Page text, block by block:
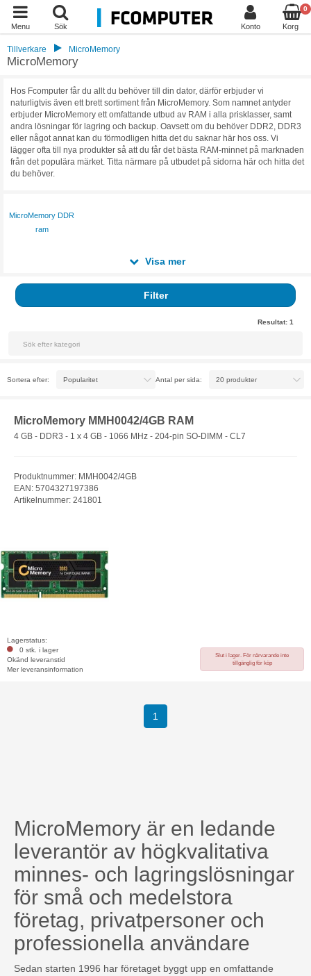
Menu Sök Konto
0
Korg
Tillverkare MicroMemory
MicroMemory
Hos Fcomputer får du allt du behöver till din dator, därför erbjuder vi
naturligtvis även ett brett sortiment från MicroMemory. Som namnet antyder
erbjuder MicroMemory ett omfattande utbud av RAM i alla prisklasser, samt
andra lösningar för lagring och backup. Oavsett om du behöver DDR2, DDR3
eller något annat kan du förmodligen hitta det du saknar här hos oss. Vi
lägger ofta till nya produkter så att du får det bästa RAM-minnet på marknaden
från det populära märket. Titta närmare på utbudet på sidorna här och hitta det
du behöver.
MicroMemory DDR
ram
Visa mer
Filter
Resultat: 1
Sortera efter: Antal per sida:
MicroMemory MMH0042/4GB RAM
4 GB - DDR3 - 1 x 4 GB - 1066 MHz - 204-pin SO-DIMM - CL7
Produktnummer: MMH0042/4GB
EAN: 5704327197386
Artikelnummer: 241801
Lagerstatus:
0 stk. i lager
Okänd leveranstid
Mer leveransinformation
Slut i lager. För närvarande inte
tillgänglig för köp
1
MicroMemory är en ledande
leverantör av högkvalitativa
minnes- och lagringslösningar
för små och medelstora
företag, privatpersoner och
professionella användare
Sedan starten 1996 har företaget byggt upp en omfattande